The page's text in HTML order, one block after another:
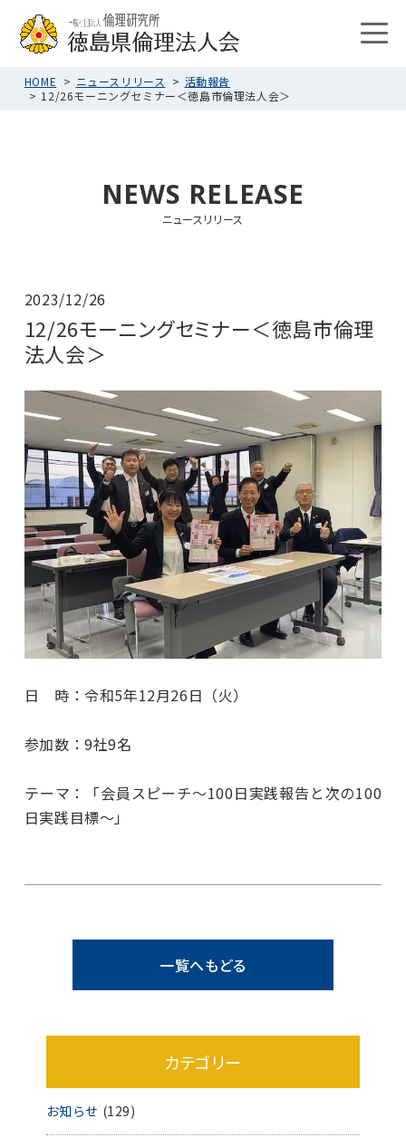
HOME ニュースリリース
活動報告
12/26モーニングセミナー＜徳島市倫理法人会＞
NEWS RELEASE
ニュースリリース
2023/12/26
12/26モーニングセミナー＜徳島市倫理
法人会＞
日 時：令和5年12月26日（火）
参加数：9社9名
テーマ：「会員スピーチ～100日実践報告と次の100
日実践目標～」
一覧へもどる
カテゴリー
お知らせ (129)